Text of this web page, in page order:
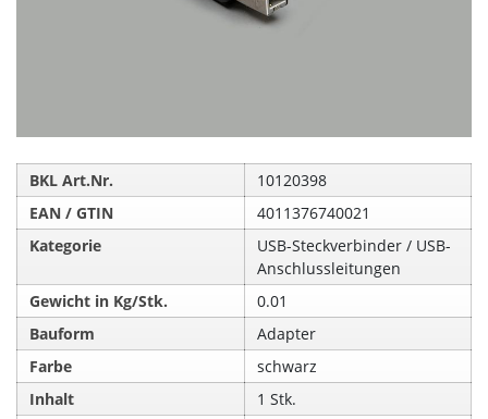
BKL Art.Nr.
10120398
EAN / GTIN
4011376740021
Kategorie
USB-Steckverbinder / USB-
Anschlussleitungen
Gewicht in Kg/Stk.
0.01
Bauform
Adapter
Farbe
schwarz
Inhalt
1 Stk.